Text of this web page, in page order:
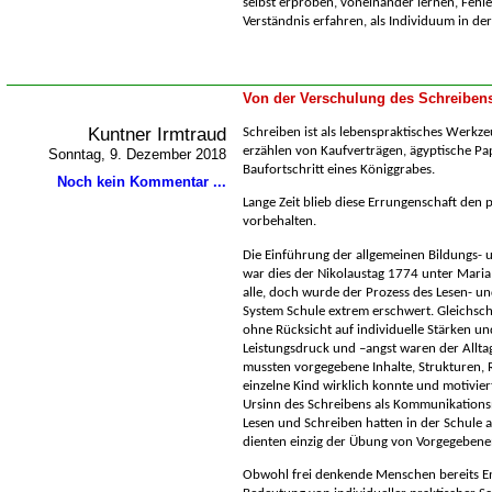
Verständnis erfahren, als Individuum in
Von der Verschulung des
Kuntner Irmtraud
Sonntag, 9. Dezember 2018
Noch kein Kommentar ...
Schreiben ist als lebenspraktisches
erzählen von Kaufverträgen, ägyptische
Baufortschritt eines Königgrabes.
Lange Zeit blieb diese Errungenschaft
vorbehalten.
Die Einführung der allgemeinen Bildungs-
war dies der Nikolaustag 1774 unter
alle, doch wurde der Prozess des Lesen-
System Schule extrem erschwert.
ohne Rücksicht auf individuelle Stärken
Leistungsdruck und –angst waren der
mussten vorgegebene Inhalte, Strukturen,
einzelne Kind wirklich konnte und
Ursinn des Schreibens als
Lesen und Schreiben hatten in der Schule
dienten einzig der Übung von
Obwohl frei denkende Menschen bereits